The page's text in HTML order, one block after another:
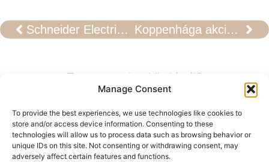
Manage Consent
To provide the best experiences, we use technologies like cookies to
store and/or access device information. Consenting to these
technologies will allow us to process data such as browsing behavior or
unique IDs on this site. Not consenting or withdrawing consent, may
adversely affect certain features and functions.
Schneider Electric Innovation Day 2025 Koppenhága akcióban!
Tetszett, amit eddig láttál?
Keress bennünket!
+36 20 284 6678